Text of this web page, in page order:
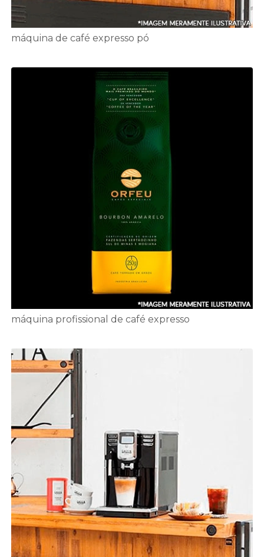
máquina de café expresso pó
máquina profissional de café expresso